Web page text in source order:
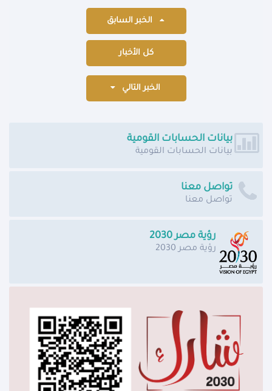
الخبر السابق
كل الأخبار
الخبر التالي
بيانات الحسابات القومية
بيانات الحسابات القومية
تواصل معنا
تواصل معنا
رؤية مصر 2030
رؤية مصر 2030